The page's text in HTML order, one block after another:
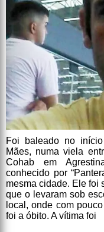
Foi baleado no
Mães, numa viela
Cohab em
conhecido por
mesma cidade. Ele foi
que o levaram sob
local, onde com
foi a óbito. A vítima foi